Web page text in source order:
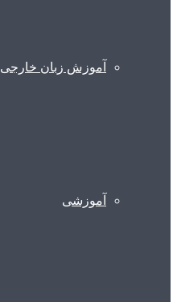
آموزش زبان خارجی
آموزشی